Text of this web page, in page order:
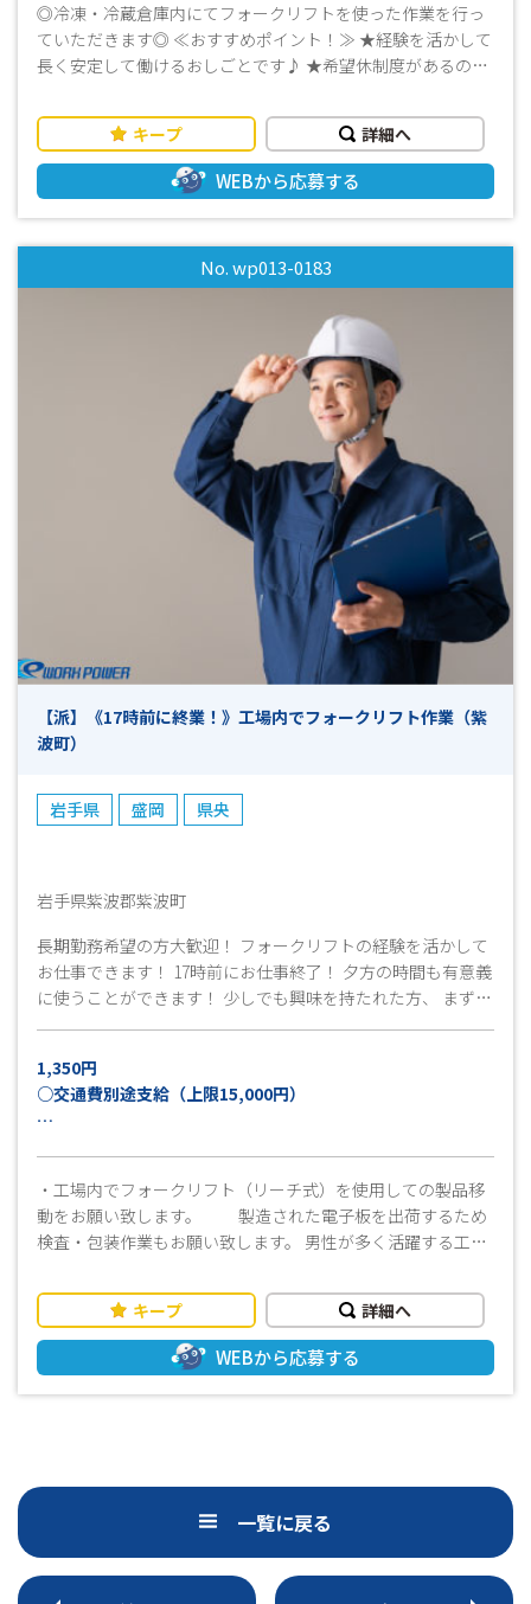
◎冷凍・冷蔵倉庫内にてフォークリフトを使った作業を行っ
ていただきます◎ ≪おすすめポイント！≫ ★経験を活かして
長く安定して働けるおしごとです♪ ★希望休制度があるので
も貸与になります！ ・長期歓迎 ・週払いOK ・事前の職場見
学可能です ☆☆まずはお気軽にお問い合わせください☆☆
キープ 詳細へ
WEBから応募する
No. wp013-0183
【派】《17時前に終業！》工場内でフォークリフト作業（紫
波町）
岩手県 盛岡 県央
岩手県紫波郡紫波町
長期勤務希望の方大歓迎！ フォークリフトの経験を活かして
お仕事できます！ 17時前にお仕事終了！ 夕方の時間も有意義
に使うことができます！ 少しでも興味を持たれた方、 まずは
1,350円
○交通費別途支給（上限15,000円）
場合）
・工場内でフォークリフト（リーチ式）を使用しての製品移
動をお願い致します。 製造された電子板を出荷するため
検査・包装作業もお願い致します。 男性が多く活躍する工程
までは丁寧に指導しますので安心してはじめられます！ 〈お
すすめポイント〉 研修制度バッチリ! 難しい作業なし フォー
クリフト作業経験者は即戦力として活躍して頂けます！ お仕
事スタート前に職場見学ができるので安心♪ 「休日」 土曜・
日曜がお休みでプライベート時間も充実できます! 年末年始、
福利厚生！ ⇒社会保険、雇用保険完備！ 入社半年後には有
給も付与されますので、よりプライベートが充実！ 皆様から
のご応募、心よりお待ちしております！
キープ 詳細へ
WEBから応募する
一覧に戻る